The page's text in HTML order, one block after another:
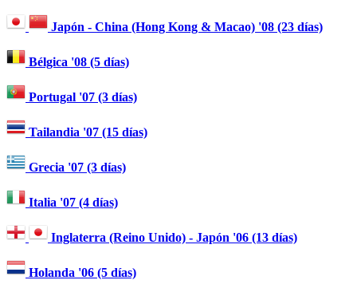
Japón - China (Hong Kong & Macao) '08 (23 días)
Bélgica '08 (5 días)
Portugal '07 (3 días)
Tailandia '07 (15 días)
Grecia '07 (3 días)
Italia '07 (4 días)
Inglaterra (Reino Unido) - Japón '06 (13 días)
Holanda '06 (5 días)